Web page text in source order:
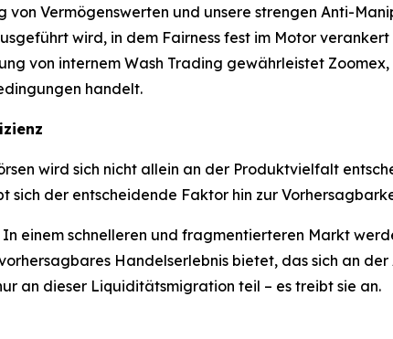
von Vermögenswerten und unsere strengen Anti-
wird, in dem Fairness fest im Motor
von internem Wash Trading gewährleistet
handelt.
wird sich nicht allein an der Produktvielfalt
sich der entscheidende Faktor hin zur
einem schnelleren und fragmentierteren Markt
Handelserlebnis bietet, das sich an
an dieser Liquiditätsmigration teil – es treibt sie an.